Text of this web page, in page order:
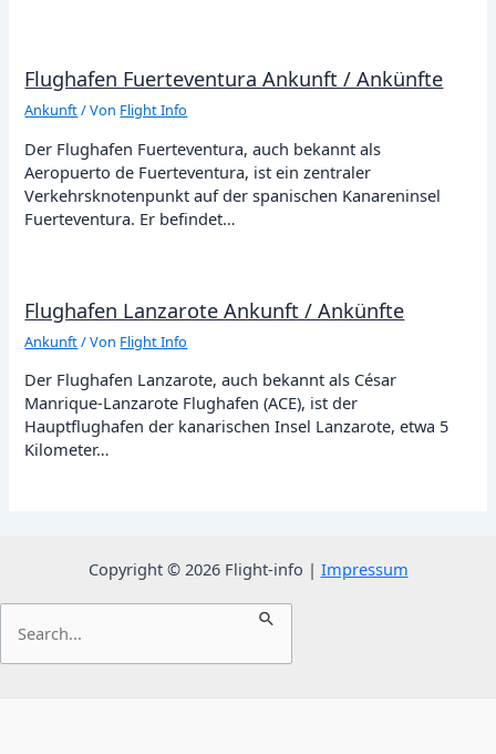
Flughafen Fuerteventura Ankunft / Ankünfte
Ankunft/ Von Flight Info
Der Flughafen Fuerteventura, auch bekannt als
Aeropuerto de Fuerteventura, ist ein zentraler
Verkehrsknotenpunkt auf der spanischen Kanareninsel
Fuerteventura. Er befindet…
Flughafen Lanzarote Ankunft / Ankünfte
Ankunft/ Von Flight Info
Der Flughafen Lanzarote, auch bekannt als César
Manrique-Lanzarote Flughafen (ACE), ist der
Hauptflughafen der kanarischen Insel Lanzarote, etwa 5
Kilometer…
Copyright © 2026 Flight-info | Impressum
nach: